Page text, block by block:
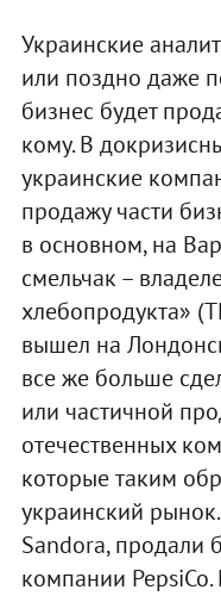
Украинские
или поздно даже
бизнес будет
кому. В
украинские
продажу части
в основном, на
смельчак –
хлебопродукта»
вышел на
все же больше
или частичной
отечественных
которые таким
украинский
Sandora, продали
компании